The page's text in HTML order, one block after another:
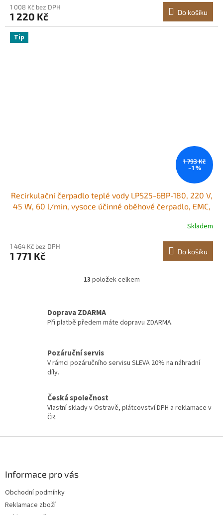
1 008 Kč bez DPH
1 220 Kč Do košíku
Tip
1 793 Kč
–1 %
Recirkulační čerpadlo teplé vody LPS25-6BP-180, 220 V,
45 W, 60 l/min, vysoce účinné oběhové čerpadlo, EMC,
závitové oběhové čerpadlo NPT pro systém ohřevu vody
Skladem
1 464 Kč bez DPH
1 771 Kč Do košíku
O
d
p
v
i
13 položek celkem
Doprava ZDARMA
Při platbě předem máte dopravu ZDARMA.
Pozáruční servis
V rámci pozáručního servisu SLEVA 20% na náhradní
díly.
Česká společnost
Vlastní sklady v Ostravě, plátcovství DPH a reklamace v
ČR.
Informace pro vás
Obchodní podmínky
Reklamace zboží